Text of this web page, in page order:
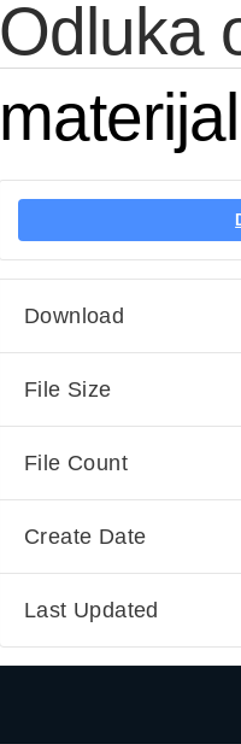
Odluka
materijal
Download
File Size
File Count
Create Date
Last Updated